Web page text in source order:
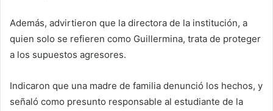
Además, advirtieron que la directora de la institución, a
quien solo se refieren como Guillermina, trata de proteger
a los supuestos agresores.
Indicaron que una madre de familia denunció los hechos, y
señaló como presunto responsable al estudiante de la